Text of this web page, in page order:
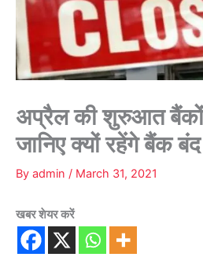
अप्रैल की शुरुआत
जानिए क्यों रहेंगे बैंक बंद
By admin / March 31, 2021
खबर शेयर करें